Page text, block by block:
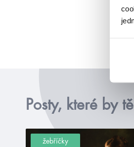
Posty, které by
žebříčky